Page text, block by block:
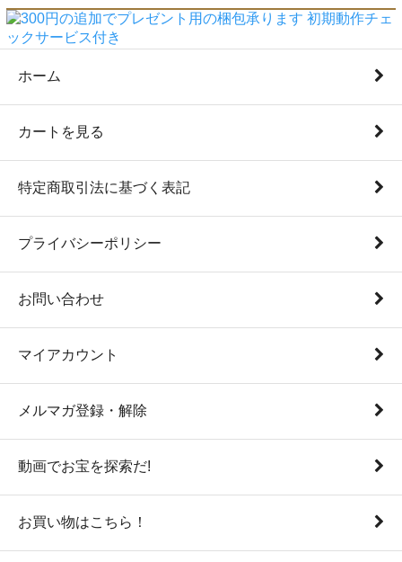
ホーム
カートを見る
特定商取引法に基づく表記
プライバシーポリシー
お問い合わせ
マイアカウント
メルマガ登録・解除
動画でお宝を探索だ!
お買い物はこちら！